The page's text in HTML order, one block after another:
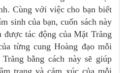
Cùng với việc cho bạn biết
sinh của bạn, cuốn sách này
được tác động của Mặt Trăng
từng cung Hoàng đạo mỗi
bằng cách này sẽ giúp
trạng và cảm xúc của mỗi